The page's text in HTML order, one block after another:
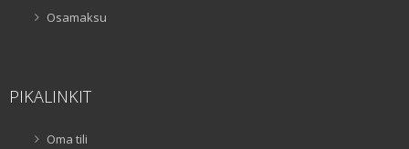
Osamaksu
PIKALINKIT
Oma tili